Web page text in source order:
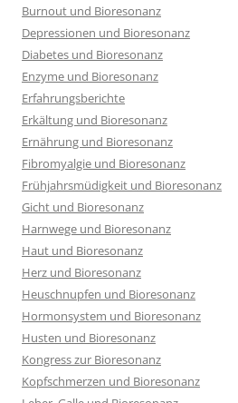
Burnout und Bioresonanz
Depressionen und Bioresonanz
Diabetes und Bioresonanz
Enzyme und Bioresonanz
Erfahrungsberichte
Erkältung und Bioresonanz
Ernährung und Bioresonanz
Fibromyalgie und Bioresonanz
Frühjahrsmüdigkeit und Bioresonanz
Gicht und Bioresonanz
Harnwege und Bioresonanz
Haut und Bioresonanz
Herz und Bioresonanz
Heuschnupfen und Bioresonanz
Hormonsystem und Bioresonanz
Husten und Bioresonanz
Kongress zur Bioresonanz
Kopfschmerzen und Bioresonanz